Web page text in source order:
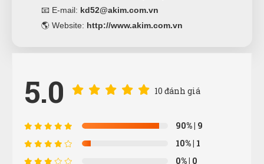
📧 E-mail: kd52@akim.com.vn
🌎 Website: http://www.akim.com.vn
5.0 10 đánh giá
90%| 9
10%| 1
0%| 0